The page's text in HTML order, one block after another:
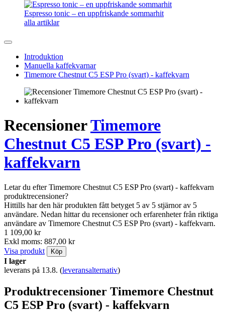
Espresso tonic – en uppfriskande sommarhit
alla artiklar
Introduktion
Manuella kaffekvarnar
Timemore Chestnut C5 ESP Pro (svart) - kaffekvarn
RecensionerTimemore
Chestnut C5 ESP Pro (svart) -
kaffekvarn
Letar du efter Timemore Chestnut C5 ESP Pro (svart) - kaffekvarn
produktrecensioner?
Hittills har den här produkten fått betyget 5 av 5 stjärnor av 5
användare. Nedan hittar du recensioner och erfarenheter från riktiga
användare av Timemore Chestnut C5 ESP Pro (svart) - kaffekvarn.
1 109,00 kr
Exkl moms: 887,00 kr
Visa produkt
Köp
I lager
leverans på 13.8. (leveransalternativ)
Produktrecensioner Timemore Chestnut
C5 ESP Pro (svart) - kaffekvarn